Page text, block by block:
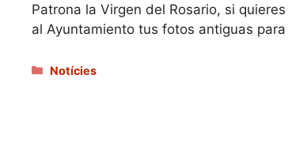
Patrona la Virgen del Rosario, si
al Ayuntamiento tus fotos antiguas
Categories
Notícies